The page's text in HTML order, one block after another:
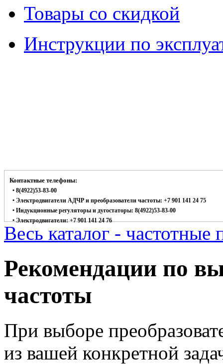
Товары со скидкой
Инструкции по
Контактные телефоны:
• 8(4922)53-83-00
• Электродвигатели АДЧР и преобразователи частоты: +7 901 141 24 75
• Индукционные регуляторы и дугостаторы: 8(4922)53-83-00
• Электродвигатели: +7 901 141 24 76
Весь каталог - частотные
Рекомендации по
частоты
При выборе
из вашей конкретной